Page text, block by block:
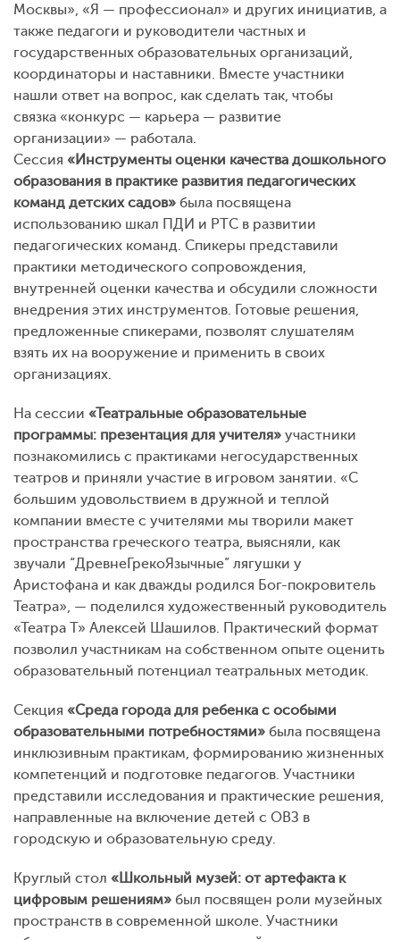
Москвы», «Я — профессионал» и других инициатив, а
также педагоги и руководители частных и
государственных образовательных организаций,
координаторы и наставники. Вместе участники
нашли ответ на вопрос, как сделать так, чтобы
связка «конкурс — карьера — развитие
организации» — работала.
Сессия «Инструменты оценки качества дошкольного
образования в практике развития педагогических
команд детских садов» была посвящена
использованию шкал ПДИ и РТС в развитии
педагогических команд. Спикеры представили
практики методического сопровождения,
внутренней оценки качества и обсудили сложности
внедрения этих инструментов. Готовые решения,
предложенные спикерами, позволят слушателям
взять их на вооружение и применить в своих
организациях.
На сессии «Театральные образовательные
программы: презентация для учителя» участники
познакомились с практиками негосударственных
театров и приняли участие в игровом занятии. «С
большим удовольствием в дружной и теплой
компании вместе с учителями мы творили макет
пространства греческого театра, выясняли, как
звучали “ДревнеГрекоЯзычные” лягушки у
Аристофана и как дважды родился Бог-покровитель
Театра», — поделился художественный руководитель
«Театра Т» Алексей Шашилов. Практический формат
позволил участникам на собственном опыте оценить
образовательный потенциал театральных методик.
Секция «Среда города для ребенка с особыми
образовательными потребностями» была посвящена
инклюзивным практикам, формированию жизненных
компетенций и подготовке педагогов. Участники
представили исследования и практические решения,
направленные на включение детей с ОВЗ в
городскую и образовательную среду.
Круглый стол «Школьный музей: от артефакта к
цифровым решениям» был посвящен роли музейных
пространств в современной школе. Участники